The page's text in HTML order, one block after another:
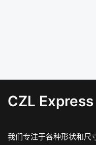
CZL
我们专注于各种形状和尺